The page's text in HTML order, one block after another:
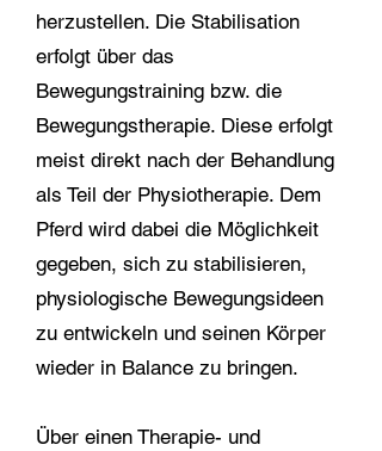
herzustellen. Die Stabilisation
erfolgt über das
Bewegungstraining bzw. die
Bewegungstherapie. Diese erfolgt
meist direkt nach der Behandlung
als Teil der Physiotherapie. Dem
Pferd wird dabei die Möglichkeit
gegeben, sich zu stabilisieren,
physiologische Bewegungsideen
zu entwickeln und seinen Körper
wieder in Balance zu bringen.
Über einen Therapie- und